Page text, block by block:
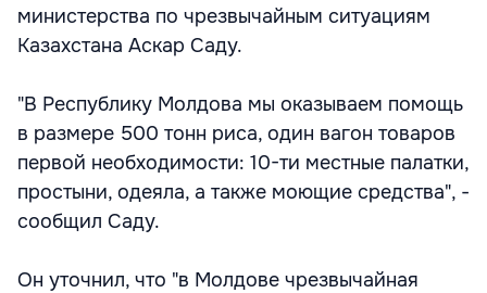
министерства по чрезвычайным ситуациям
Казахстана Аскар Саду.
"В Республику Молдова мы оказываем помощь
в размере 500 тонн риса, один вагон товаров
первой необходимости: 10-ти местные палатки,
простыни, одеяла, а также моющие средства", -
сообщил Саду.
Он уточнил, что "в Молдове чрезвычайная